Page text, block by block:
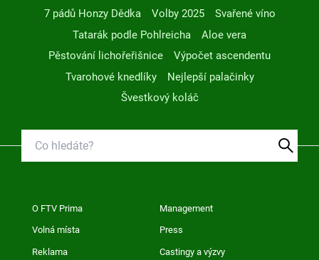
7 pádů Honzy Dědka
Volby 2025
Svařené víno
Tatarák podle Pohlreicha
Aloe vera
Pěstování lichořeřišnice
Výpočet ascendentu
Tvarohové knedlíky
Nejlepší palačinky
Švestkový koláč
O FTV Prima Management
Volná místa Press
Reklama Castingy a výzvy